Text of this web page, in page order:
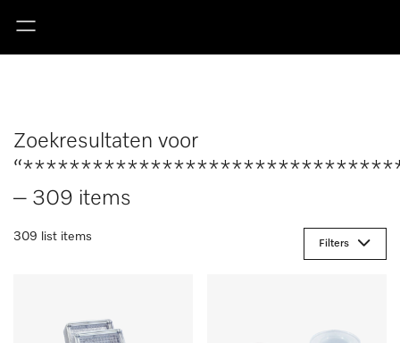
Zoekresultaten voor
– 309 items
309 list items
Filters